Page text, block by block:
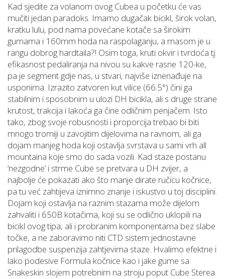
Kad sjedite za volanom ovog Cubea u početku će vas
mučiti jedan paradoks. Imamo dugačak bicikl, širok volan,
kratku lulu, pod nama povećane kotače sa širokim
gumama i 160mm hoda na raspolaganju, a masom je u
rangu dobrog hardtaila?! Osim toga, kruti okvir i tvrdoća tj.
efikasnost pedaliranja na nivou su kakve rasne 120-ke,
pa je segment gdje nas, u stvari, najviše iznenađuje na
usponima. Izrazito zatvoren kut vilice (66.5°) čini ga
stabilnim i sposobnim u ulozi DH bicikla, ali s druge strane
krutost, trakcija i lakoća ga čine odličnim penjačem. Isto
tako, zbog svoje robusnosti i proporcija trebao bi biti
mnogo tromiji u zavojitim dijelovima na ravnom, ali ga
dojam manjeg hoda koji ostavlja svrstava u sami vrh all
mountaina koje smo do sada vozili. Kad staze postanu
‘nezgodne’ i strme Cube se pretvara u DH zvijer, a
najbolje će pokazati ako što manje dirate ručicu kočnice,
pa tu već zahtijeva iznimno znanje i iskustvo u toj disciplini.
Dojam koji ostavlja na raznim stazama može dijelom
zahvaliti i 650B kotačima, koji su se odlično uklopili na
bicikl ovog tipa, ali i probranim komponentama bez slabe
točke, a ne zaboravimo niti CTD sistem jednostavne
prilagodbe suspenzija zahtjevima staze. Hvalimo efektne i
lako podesive Formula kočnice kao i jake gume sa
Snakeskin slojem potrebnim na stroju poput Cube Sterea.